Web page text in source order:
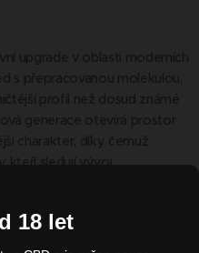
18 let
upgrade v oblasti moderních
s přepracovanou molekulou,
profil než dosud známé
generace otevírá prostor
charakter, díky čemuž
kteří sledují vývoj